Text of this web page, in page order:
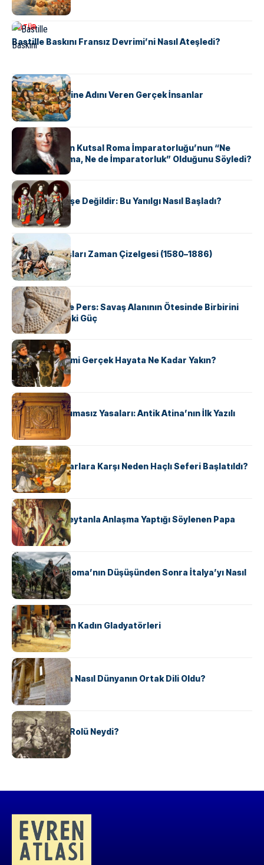
KÜLTÜR
Bastille Baskını Fransız Devrimi’ni Nasıl Ateşledi?
KÜLTÜR
ABD Eyaletlerine Adını Veren Gerçek İnsanlar
KÜLTÜR
Voltaire Neden Kutsal Roma İmparatorluğu’nun “Ne
Kutsal, Ne Roma, Ne de İmparatorluk” Olduğunu Söyledi?
KÜLTÜR
Geyşalar Fahişe Değildir: Bu Yanılgı Nasıl Başladı?
KÜLTÜR
Apache Savaşları Zaman Çizelgesi (1580–1886)
KÜLTÜR
Antik Yunan ve Pers: Savaş Alanının Ötesinde Birbirini
Şekillendiren İki Güç
KÜLTÜR
‘Gladiator’ Filmi Gerçek Hayata Ne Kadar Yakın?
KÜLTÜR
Draco’nun Acımasız Yasaları: Antik Atina’nın İlk Yazılı
Hukuk Kodu
KÜLTÜR
Avrupalı ​​Katharlara Karşı Neden Haçlı Seferi Başlatıldı?
KÜLTÜR
II. Silvester: Şeytanla Anlaşma Yaptığı Söylenen Papa
KÜLTÜR
Ostrogotlar Roma’nın Düşüşünden Sonra İtalya’yı Nasıl
Ele Geçirdi?
KÜLTÜR
Antik Roma’nın Kadın Gladyatörleri
KÜLTÜR
Antik Yunanca Nasıl Dünyanın Ortak Dili Oldu?
KÜLTÜR
Valdensler’in Rolü Neydi?